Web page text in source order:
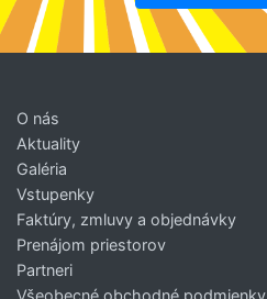
O nás
Aktuality
Galéria
Vstupenky
Faktúry, zmluvy a objednávky
Prenájom priestorov
Partneri
Všeobecné obchodné podmienky